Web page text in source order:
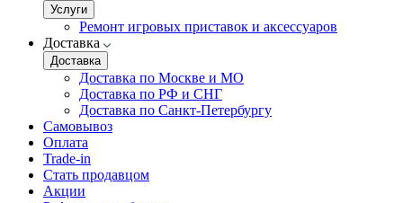
Услуги
Ремонт игровых приставок и аксессуаров
Доставка
Доставка
Доставка по Москве и МО
Доставка по РФ и СНГ
Доставка по Санкт-Петербургу
Самовывоз
Оплата
Trade-in
Стать продавцом
Акции